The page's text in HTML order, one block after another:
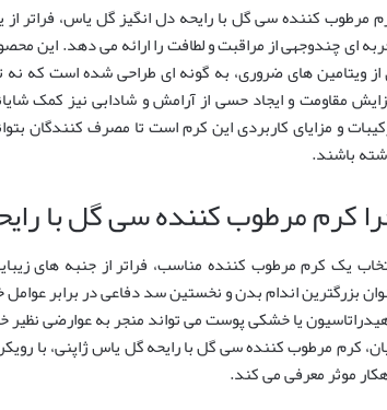
مرطوب کننده سی گل با رایحه دل انگیز گل یاس، فراتر
ای چندوجهی از مراقبت و لطافت را ارائه می دهد. این
از ویتامین های ضروری، به گونه ای طراحی شده است که نه
مقاومت و ایجاد حسی از آرامش و شادابی نیز کمک
و مزایای کاربردی این کرم است تا مصرف کنندگان
باشند.
کرم مرطوب کننده سی گل با
یک کرم مرطوب کننده مناسب، فراتر از جنبه های
بزرگترین اندام بدن و نخستین سد دفاعی در برابر
یا خشکی پوست می تواند منجر به عوارضی
کرم مرطوب کننده سی گل با رایحه گل یاس ژاپنی، با
موثر معرفی می کند.